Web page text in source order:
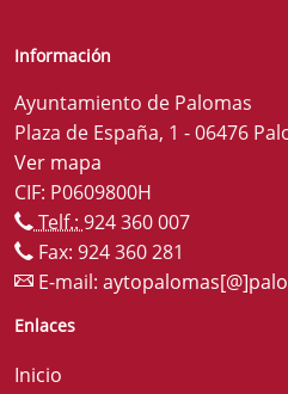
Información
Ayuntamiento de Palomas
Plaza de España, 1 - 06476
Ver mapa
CIF: P0609800H
Telf.: 924 360 007
Fax: 924 360 281
E-mail:
Enlaces
Inicio